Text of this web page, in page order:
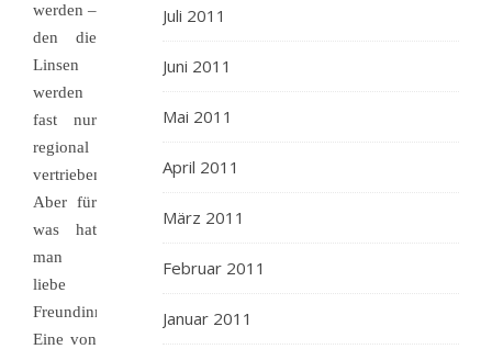
werden –
den die
Linsen
werden
fast nur
regional
vertrieben.
Aber für
was hat
man
liebe
Freundinnen?
Eine von
Juli 2011
Juni 2011
Mai 2011
April 2011
März 2011
Februar 2011
Januar 2011